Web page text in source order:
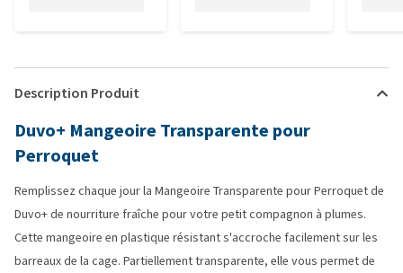
Description Produit
Duvo+ Mangeoire Transparente pour
Perroquet
Remplissez chaque jour la Mangeoire Transparente pour Perroquet de
Duvo+ de nourriture fraîche pour votre petit compagnon à plumes.
Cette mangeoire en plastique résistant s'accroche facilement sur les
barreaux de la cage. Partiellement transparente, elle vous permet de